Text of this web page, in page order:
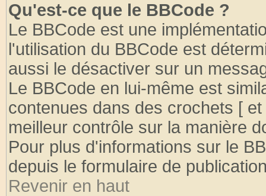
Qu'est-ce que le BBCode ?
Le BBCode est une
l'utilisation du BBCode est
aussi le désactiver sur un
Le BBCode en lui-même est
contenues dans des crochets [
meilleur contrôle sur la manière
Pour plus d'informations sur le
depuis le formulaire de
Revenir en haut